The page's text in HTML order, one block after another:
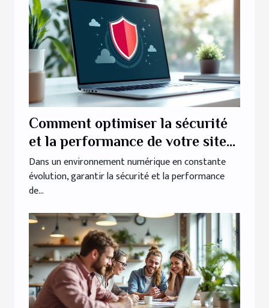
Comment optimiser la sécurité
et la performance de votre site
web ?
Dans un environnement numérique en constante
évolution, garantir la sécurité et la performance
de...